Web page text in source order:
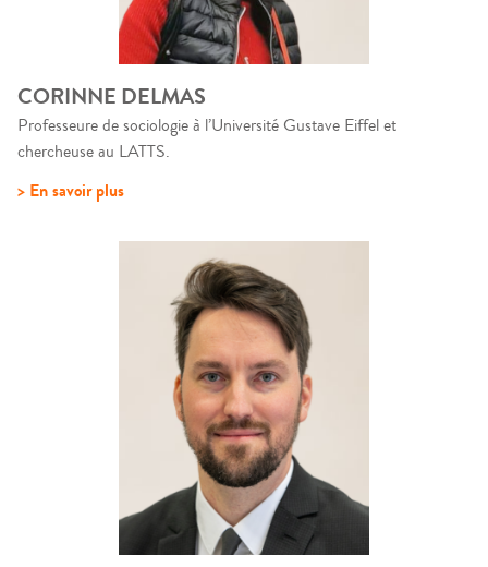
CORINNE DELMAS
Professeure de sociologie à l’Université Gustave Eiffel et
chercheuse au LATTS.
> En savoir plus